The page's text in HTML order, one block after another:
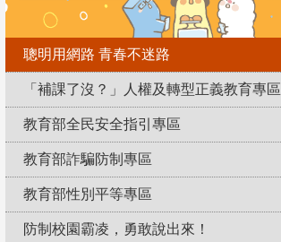
聰明用網路 青春不迷路
「補課了沒？」人權及轉型正義教育專區
教育部全民安全指引專區
教育部詐騙防制專區
教育部性別平等專區
防制校園霸凌，勇敢說出來！